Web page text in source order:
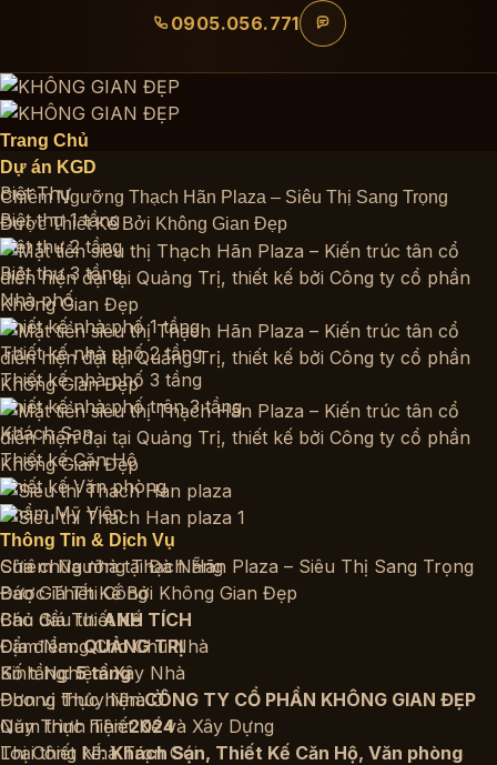
dung
0905.056.771
Trang Chủ
Dự án KGD
Biệt Thự
Biệt thự 1 tầng
Biệt thự 2 tầng
Biệt thự 3 tầng
Nhà phố
Thiết kế nhà phố 1 tầng
Thiết kế nhà phố 2 tầng
Thiết kế nhà phố 3 tầng
Thiết kế nhà phố trên 3 tầng
Khách Sạn
Thiết kế Căn Hộ
Thiết kế Văn phòng
Thẩm Mỹ Viện
Thông Tin & Dịch Vụ
Sửa chữa nhà tại Đà Nẵng
Báo Giá Thi Công
Báo Giá Thiết Kế
Cẩm Nang Cho Chủ Nhà
Kinh Nghiệm Xây Nhà
Phong Thủy Nhà Ở
Quy Trình Thiết Kế và Xây Dựng
Thi Công Nhà Trọn Gói
Chiêm Ngưỡng Thạch Hãn Plaza – Siêu Thị Sang Trọng
Được Thiết Kế Bởi Không Gian Đẹp
Chiêm Ngưỡng Thạch Hãn Plaza – Siêu Thị Sang Trọng
Được Thiết Kế Bởi Không Gian Đẹp
Chủ đầu tư:ANH TÍCH
Địa điểm:QUẢNG TRỊ
Số tầng:5 tầng
Đơn vị thực hiện:CÔNG TY CỔ PHẦN KHÔNG GIAN ĐẸP
Năm thực hiện:2024
Loại thiết kế:Khách Sạn, Thiết Kế Căn Hộ, Văn phòng